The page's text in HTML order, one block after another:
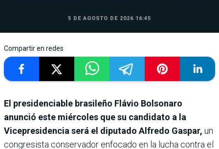
5 DE AGOSTO DE 2026 16:45
Compartir en redes
El presidenciable brasileño Flávio Bolsonaro
anunció este miércoles que su candidato a la
Vicepresidencia será el diputado Alfredo Gaspar, un
congresista conservador enfocado en la lucha contra el